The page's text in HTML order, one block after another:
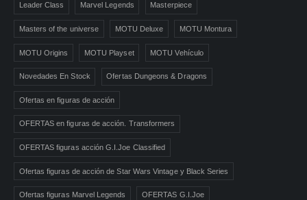
Leader Class Marvel Legends Masterpiece
Masters of the universe MOTU Deluxe MOTU Montura
MOTU Origins MOTU Playset MOTU Vehículo
Novedades En Stock Ofertas Dungeons & Dragons
Ofertas en figuras de acción
OFERTAS en figuras de acción. Transformers
OFERTAS figuras acción G.I.Joe Classified
Ofertas figuras de acción de Star Wars Vintage y Black Series
Ofertas figuras Marvel Legends OFERTAS G.I.Joe